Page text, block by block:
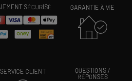
SÉCURISÉ GARANTIE À VIE
SERVICE CLIENT
QUESTIONS /
RÉPONSES